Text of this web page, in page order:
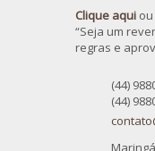
Clique aqui
“Seja um
regras e
(44)
(44)